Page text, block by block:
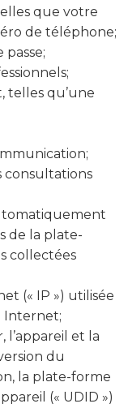
que votre
de téléphone;
passe;
telles qu’une
consultations
de la plate-
collectées
(« IP ») utilisée
Internet;
l’appareil et la
du
la plate-forme
(« UDID »)